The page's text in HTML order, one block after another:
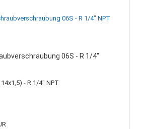
06S - R 1/4"
- R 1/4" NPT